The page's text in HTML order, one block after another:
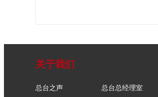
关于我们
总台之声 总台总经理室